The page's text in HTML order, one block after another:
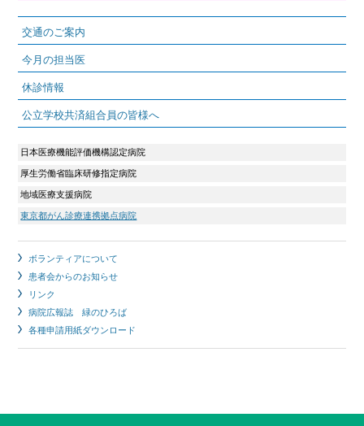
交通のご案内
今月の担当医
休診情報
公立学校共済組合員の皆様へ
日本医療機能評価機構認定病院
厚生労働省臨床研修指定病院
地域医療支援病院
東京都がん診療連携拠点病院
ボランティアについて
患者会からのお知らせ
リンク
病院広報誌 緑のひろば
各種申請用紙ダウンロード